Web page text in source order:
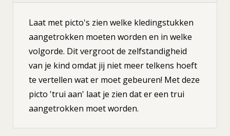
Laat met picto's zien welke kledingstukken
aangetrokken moeten worden en in welke
volgorde. Dit vergroot de zelfstandigheid
van je kind omdat jij niet meer telkens hoeft
te vertellen wat er moet gebeuren! Met deze
picto 'trui aan' laat je zien dat er een trui
aangetrokken moet worden.